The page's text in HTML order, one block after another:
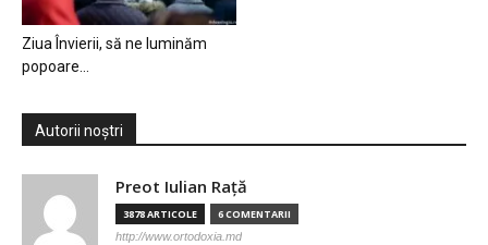
Ziua Învierii, să ne luminăm
popoare…
Autorii noștri
Preot Iulian Raţă
3878 ARTICOLE 6 COMENTARII
http://www.ortodoxia.md